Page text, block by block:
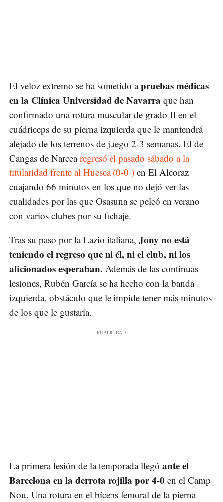
El veloz extremo se ha sometido apruebas médicas
en la Clínica Universidad de Navarra que han
confirmado una rotura muscular de grado II en el
cuádriceps de su pierna izquierda que le mantendrá
alejado de los terrenos de juego 2-3 semanas. El de
Cangas de Narcearegresó el pasado sábado a la
titularidad frente al Huesca (0-0 ) en El Alcoraz
cuajando 66 minutos en los que no dejó ver las
cualidades por las que Osasuna se peleó en verano
con varios clubes por su fichaje.
Tras su paso por la Lazio italiana, Jony no está
teniendo el regreso que ni él, ni el club, ni los
aficionados esperaban. Además de las continuas
lesiones, Rubén García se ha hecho con la banda
izquierda, obstáculo que le impide tener más minutos
de los que le gustaría.
La primera lesión de la temporada llegó ante el
Barcelona en la derrota rojilla por 4-0 en el Camp
Nou. Una rotura en el bíceps femoral de la pierna